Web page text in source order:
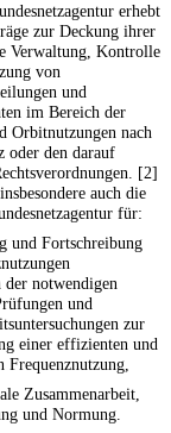
erhebt
zur Deckung ihrer
Verwaltung, Kontrolle
von
und
im Bereich der
Orbitnutzungen nach
oder den darauf
[2]
auch die
für:
und Fortschreibung
notwendigen
und
zur
einer effizienten und
Frequenznutzung,
Zusammenarbeit,
und Normung.